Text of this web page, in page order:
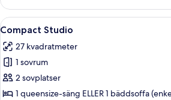
Studio
with
River
Öppna
alla
foton
för
Compact
Studio
Ett
8
Compact Studio
27 kvadratmeter
1 sovrum
2 sovplatser
1 queensize-säng ELLER 1 bäddsoffa